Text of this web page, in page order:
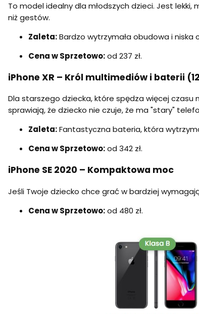
To model idealny dla młodszych dzieci. Jest lekki,
niż gestów.
Zaleta:Bardzo wytrzymała obudowa i niska
Cena w Sprzetowo:od 237 zł.
iPhone XR – Król multimediów i baterii
Dla starszego dziecka, które spędza więcej czasu
sprawiają, że dziecko nie czuje, że ma "stary"
Zaleta:Fantastyczna bateria, która
Cena w Sprzetowo:od 342 zł.
iPhone SE 2020 – Kompaktowa moc
Jeśli Twoje dziecko chce grać w bardziej
Cena w Sprzetowo:od 480 zł.